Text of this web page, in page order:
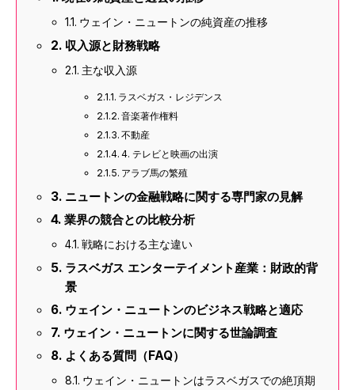
ウェイン・ニュートンの純資産の推移
収入源と財務戦略
主な収入源
ラスベガス・レジデンス
音楽著作権料
不動産
4. テレビと映画の出演
アラブ馬の繁殖
ニュートンの金融戦略に関する専門家の見解
業界の競合との比較分析
戦略における主な違い
ラスベガス エンターテイメント産業：財政的背
景
ウェイン・ニュートンのビジネス戦略と適応
ウェイン・ニュートンに関する世論調査
よくある質問（FAQ）
ウェイン・ニュートンはラスベガスでの絶頂期